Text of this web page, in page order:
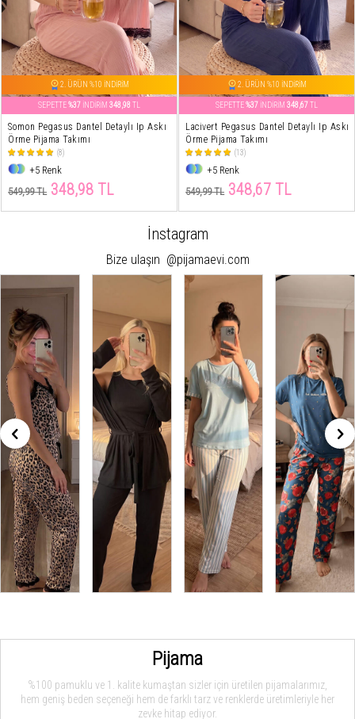
2. ÜRÜN %10 İNDİRİM
SEPETTE%37 İNDİRİM 348,98 TL
Somon Pegasus Dantel Detaylı Ip Askı
Örme Pijama Takımı
(8)
+5 Renk
549,99 TL 348,98 TL
2. ÜRÜN %10 İNDİRİM
SEPETTE%37 İNDİRİM 348,67TL
Lacivert Pegasus Dantel Detaylı Ip Askı
Örme Pijama Takımı
(13)
+5 Renk
549,99 TL 348,67 TL
İnstagram
Bize ulaşın @pijamaevi.com
Pijama
%100 pamuklu ve 1. kalite kumaştan sizler için üretilen pijamalarımız,
hem geniş beden seçeneği hem de farklı tarz ve renklerde üretimleriyle her
zevke hitap ediyor.